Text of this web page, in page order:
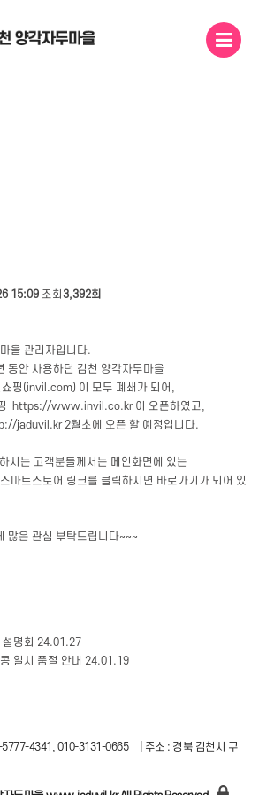
15:09 조회 3,392회
을 관리자입니다.
동안 사용하던 김천 양각자두마을
핑(invil.com) 이 모두 폐쇄가 되어,
https://www.invil.co.kr이 오픈하였고,
jaduvil.kr2월초에 오픈 할 예정입니다.
시는 고객분들께서는 메인화면에 있는
마트스토어 링크를 클릭하시면 바로가기가 되어 있
많은 관심 부탁드립니다~~~
명회 24.01.27
일시 품절 안내 24.01.19
4341, 010-3131-0665
주소 : 경북 김천시 구